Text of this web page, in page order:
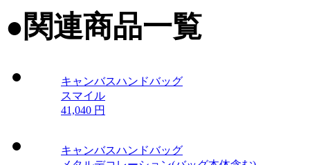
●関連商品一覧
キャンバスハンドバッグ
スマイル
41,040 円
キャンバスハンドバッグ